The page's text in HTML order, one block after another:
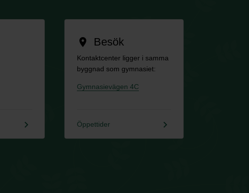
keyboard_arrow_right
location_on Besök
Kontaktcenter ligger i samma
byggnad som gymnasiet:
Gymnasievägen 4C
Öppettider keyboard_arrow_right